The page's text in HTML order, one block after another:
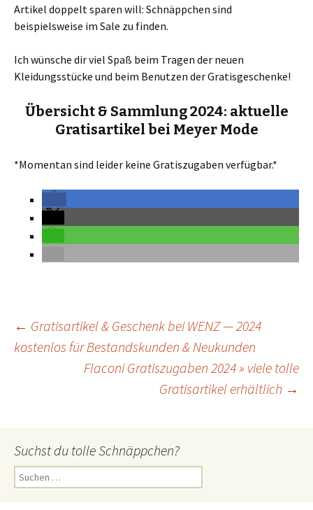
Artikel doppelt sparen will: Schnäppchen sind
beispielsweise im Sale zu finden.
Ich wünsche dir viel Spaß beim Tragen der neuen
Kleidungsstücke und beim Benutzen der Gratisgeschenke!
Übersicht & Sammlung 2024: aktuelle
Gratisartikel bei Meyer Mode
*Momentan sind leider keine Gratiszugaben verfügbar.*
Beitrags-
← Gratisartikel & Geschenk bei WENZ — 2024
kostenlos für Bestandskunden & Neukunden
Flaconi Gratiszugaben 2024 » viele tolle
Gratisartikel erhältlich →
Suchst du tolle Schnäppchen?
u